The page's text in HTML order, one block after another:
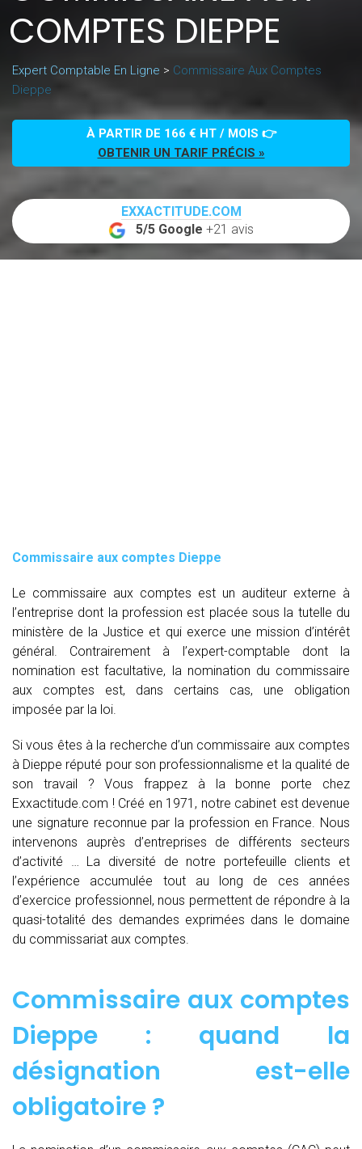
COMPTES DIEPPE
Expert Comptable En Ligne > Commissaire Aux Comptes
Dieppe
À PARTIR DE 166 € HT / MOIS 👉
OBTENIR UN TARIF PRÉCIS »
EXXACTITUDE.COM
5/5 Google +21 avis
Commissaire aux comptes Dieppe
Le commissaire aux comptes est un auditeur externe à
l’entreprise dont la profession est placée sous la tutelle du
ministère de la Justice et qui exerce une mission d’intérêt
général. Contrairement à l’expert-comptable dont la
nomination est facultative, la nomination du commissaire
aux comptes est, dans certains cas, une obligation
imposée par la loi.
Si vous êtes à la recherche d’un commissaire aux comptes
à Dieppe réputé pour son professionnalisme et la qualité de
son travail ? Vous frappez à la bonne porte chez
Exxactitude.com ! Créé en 1971, notre cabinet est devenue
une signature reconnue par la profession en France. Nous
intervenons auprès d’entreprises de différents secteurs
d’activité … La diversité de notre portefeuille clients et
l’expérience accumulée tout au long de ces années
d’exercice professionnel, nous permettent de répondre à la
quasi-totalité des demandes exprimées dans le domaine
du commissariat aux comptes.
Commissaire aux comptes
Dieppe : quand la
désignation est-elle
obligatoire ?